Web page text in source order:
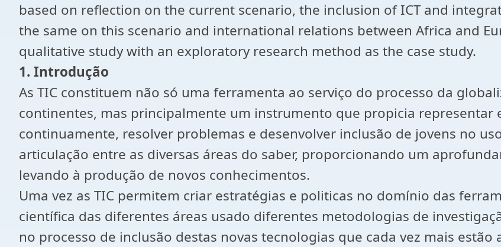
based on reflection on the current scenario, the inclusion of ICT and
the same on this scenario and international relations between Africa and
qualitative study with an exploratory research method as the case study.
1. Introdução
As TIC constituem não só uma ferramenta ao serviço do processo da
continentes, mas principalmente um instrumento que propicia representar
continuamente, resolver problemas e desenvolver inclusão de jovens no
articulação entre as diversas áreas do saber, proporcionando um
levando à produção de novos conhecimentos.
Uma vez as TIC permitem criar estratégias e politicas no domínio das
científica das diferentes áreas usado diferentes metodologias de
no processo de inclusão destas novas tecnologias que cada vez mais